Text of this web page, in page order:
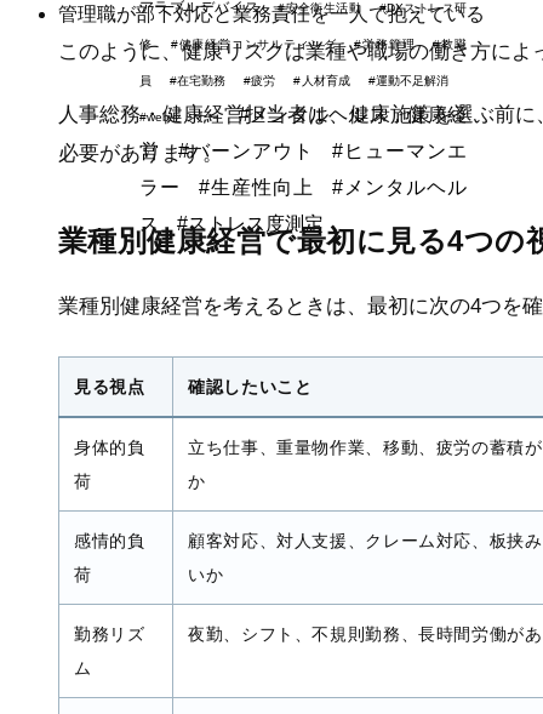
管理職が部下対応と業務責任を一人で抱えている
このように、健康リスクは業種や職場の働き方によ
人事総務・健康経営担当者は、健康施策を選ぶ前
必要があります。
業種別健康経営で最初に見る4つの
業種別健康経営を考えるときは、最初に次の4つを
見る視点 確認したいこと
身体的負
荷
立ち仕事、重量物作業、移動、疲労の蓄積
か
感情的負
荷
顧客対応、対人支援、クレーム対応、板挟
いか
勤務リズ
ム
夜勤、シフト、不規則勤務、長時間労働が
アラブルデバイス #安全衛生活動 #DXストレス研
修 #健康経営コンサルティング #労務管理 #教職
員 #在宅勤務 #疲労 #人材育成 #運動不足解消
#webセミナー
#メンタルヘルス，健康経
営
#バーンアウト
#ヒューマンエ
ラー
#生産性向上
#メンタルヘル
ス
#ストレス度測定